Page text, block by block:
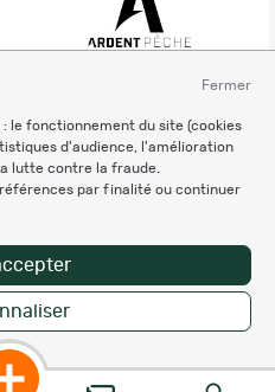
Fermer
le fonctionnement du site (cookies
d'audience, l'amélioration
lutte contre la fraude.
par finalité ou continuer
droits réservés. N°CNIL: 1239459.
appartiennent à leurs propriétaires
in 0.071 s